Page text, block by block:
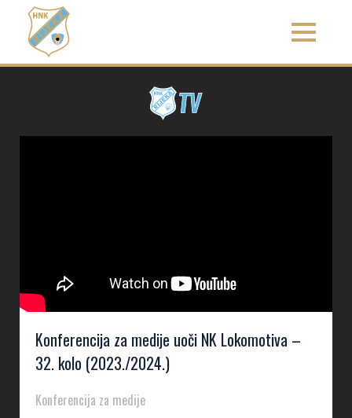
Konferencija za medije uoči NK Lokomotiva –
32. kolo (2023./2024.)
Konferencija za medije